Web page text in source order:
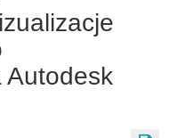
Autodesk